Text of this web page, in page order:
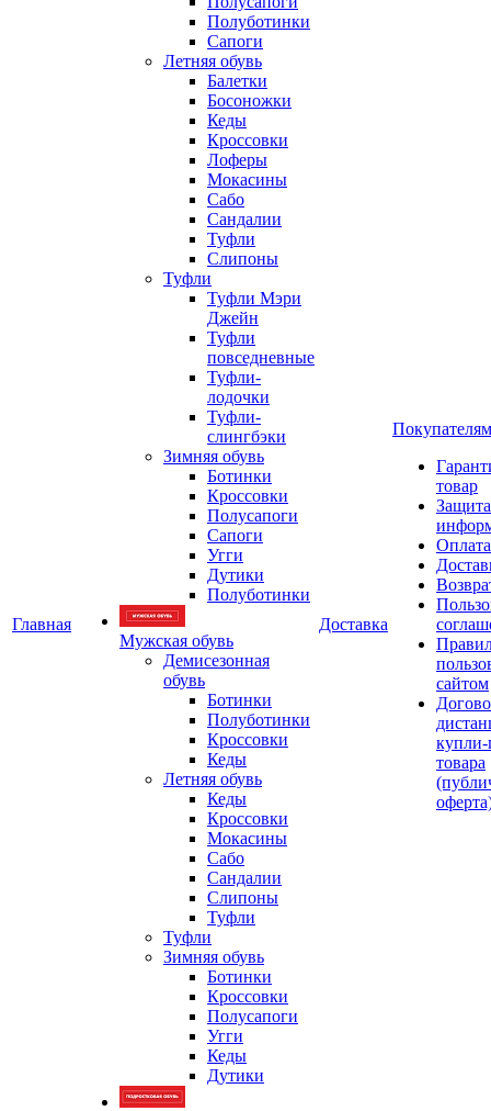
Главная
Полуботинки
Сапоги
Летняя обувь
Балетки
Босоножки
Кеды
Кроссовки
Лоферы
Мокасины
Сабо
Сандалии
Туфли
Слипоны
Туфли
Туфли Мэри
Джейн
Туфли
повседневные
Туфли-
лодочки
Туфли-
слингбэки
Зимняя обувь
Ботинки
Кроссовки
Полусапоги
Сапоги
Угги
Дутики
Полуботинки
Мужская обувь
Демисезонная
обувь
Ботинки
Полуботинки
Кроссовки
Кеды
Летняя обувь
Кеды
Кроссовки
Мокасины
Сабо
Сандалии
Слипоны
Туфли
Туфли
Зимняя обувь
Ботинки
Кроссовки
Полусапоги
Угги
Кеды
Дутики
Доставка
Покупателям
товар
Защита
Оплата
сайтом
товара